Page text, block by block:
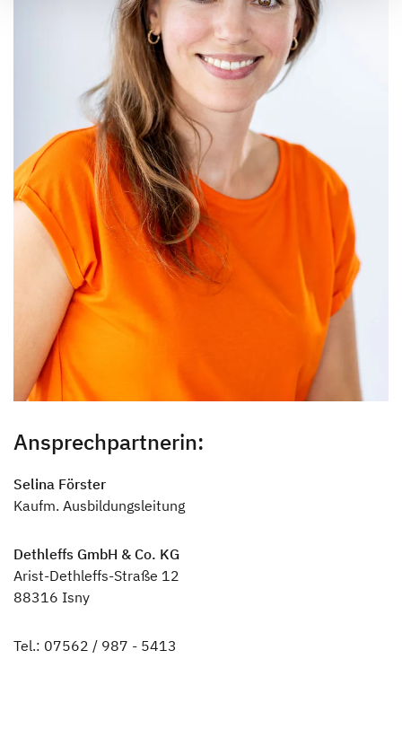
at the bottom left of the website). You can find further
information in our Privacy Policy.
Ansprechpartnerin:
Selina Förster
Kaufm. Ausbildungsleitung
Dethleffs GmbH & Co. KG
Arist-Dethleffs-Straße 12
88316 Isny
Tel.: 07562 / 987 - 5413